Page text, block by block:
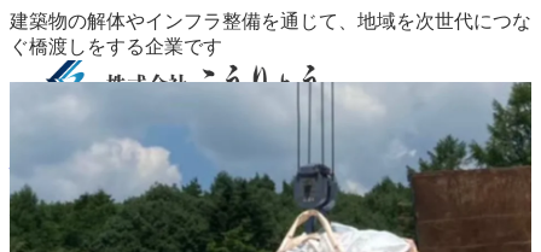
建築物の解体やインフラ整備を通じて、地域を次世代につな
ぐ橋渡しをする企業です
地域整備 COMMUNITY DEVELOPMENT
インフラ整備
INFRASTRUCTURE 資源循環・廃棄物管理WASTE
MANAGEMENT 外構工事EXTERIOR DESIGN 冬季安全対策
WINTER SAFETY SERVICES
安全・品質 会社概要 採用
情報 お問い合わせ